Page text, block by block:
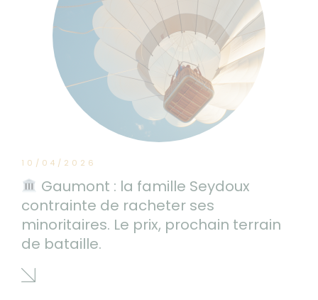
10/04/2026
Gaumont : la famille Seydoux
contrainte de racheter ses
minoritaires. Le prix, prochain terrain
de bataille.